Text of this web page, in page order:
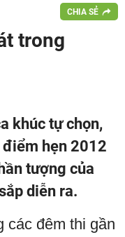
CHIA SẺ
trong
khúc tự chọn,
điểm hẹn 2012
tượng của
diễn ra.
các đêm thi gần